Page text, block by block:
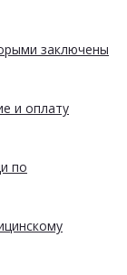
заключены
и оплату
по